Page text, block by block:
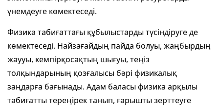
үнемдеуге көмектеседі.
Физика табиғаттағы құбылыстарды түсіндіруге де
көмектеседі. Найзағайдың пайда болуы, жаңбырдың
жаууы, кемпірқосақтың шығуы, теңіз
толқындарының қозғалысы бәрі физикалық
заңдарға бағынады. Адам баласы физика арқылы
табиғатты тереңірек танып, ғарышты зерттеуге